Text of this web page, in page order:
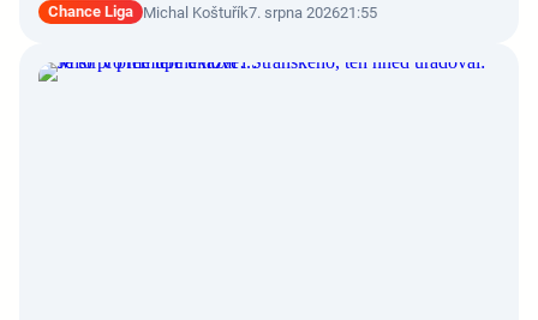
Chance Liga Michal Koštuřík7. srpna 202621:55